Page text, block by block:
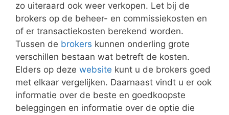
zo uiteraard ook weer verkopen. Let bij de
brokers op de beheer- en commissiekosten en
of er transactiekosten berekend worden.
Tussen de brokers kunnen onderling grote
verschillen bestaan wat betreft de kosten.
Elders op deze website kunt u de brokers goed
met elkaar vergelijken. Daarnaast vindt u er ook
informatie over de beste en goedkoopste
beleggingen en informatie over de optie die